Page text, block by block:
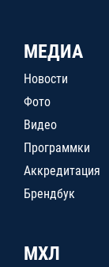
МЕДИА
Новости
Фото
Видео
Программки
Аккредитация
Брендбук
МХЛ